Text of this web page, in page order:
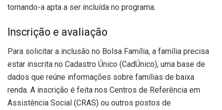
tornando-a apta a ser incluída no programa.
Inscrição e avaliação
Para solicitar a inclusão no Bolsa Família, a família precisa
estar inscrita no Cadastro Único (CadÚnico), uma base de
dados que reúne informações sobre famílias de baixa
renda. A inscrição é feita nos Centros de Referência em
Assistência Social (CRAS) ou outros postos de